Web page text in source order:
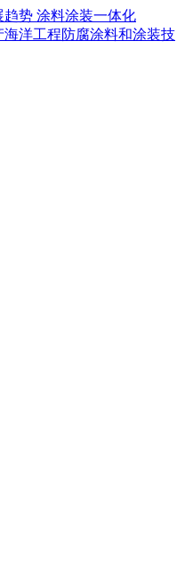
势 涂料涂装一体化
海洋工程防腐涂料和涂装技